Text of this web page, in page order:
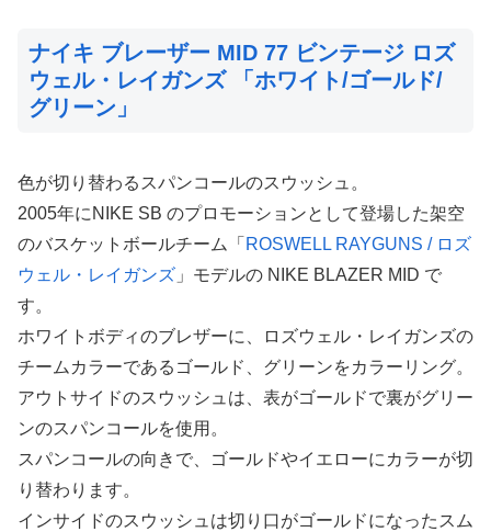
ナイキ ブレーザー MID 77 ビンテージ ロズ
ウェル・レイガンズ 「ホワイト/ゴールド/
グリーン」
色が切り替わるスパンコールのスウッシュ。
2005年にNIKE SB のプロモーションとして登場した架空
のバスケットボールチーム「 ROSWELL RAYGUNS / ロズ
ウェル・レイガンズ 」モデルの NIKE BLAZER MID で
す。
ホワイトボディのブレザーに、ロズウェル・レイガンズの
チームカラーであるゴールド、グリーンをカラーリング。
アウトサイドのスウッシュは、表がゴールドで裏がグリー
ンのスパンコールを使用。
スパンコールの向きで、ゴールドやイエローにカラーが切
り替わります。
インサイドのスウッシュは切り口がゴールドになったスム